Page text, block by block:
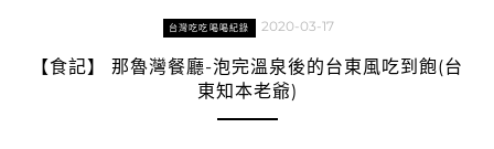
台灣吃吃喝喝紀錄 2020-03-17
【食記】 那魯灣餐廳-泡完溫泉後的台東風吃到飽(台
東知本老爺)